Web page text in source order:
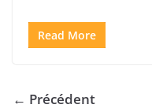
Read More
← Précédent